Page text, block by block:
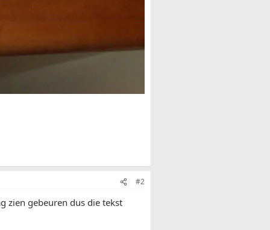
#2
zien gebeuren dus die tekst